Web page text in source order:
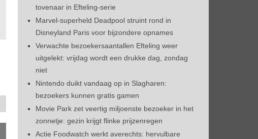
tovenaar in Efteling-serie
Marvel-superheld Deadpool struint rond in
Disneyland Paris voor bijzondere opnames
Verwachte bezoekersaantallen Efteling weer
uitgelekt: vrijdag wordt een drukke dag, zondag
niet
Nintendo duikt vandaag op in Slagharen:
bezoekers kunnen gratis gamen
Movie Park zet veertig miljoenste bezoeker in het
zonnetje: gezin krijgt flinke prijzenregen
Actie Foodwatch werkt averechts: hervulbare